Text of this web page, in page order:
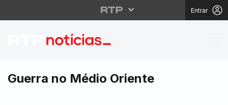
Entrar
Camiões com ajuda
Guerra no Médio Oriente